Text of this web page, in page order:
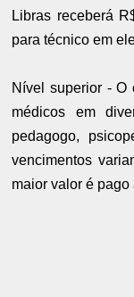
Libras receberá
para técnico em
Nível superior - O
médicos em
pedagogo,
vencimentos
maior valor é